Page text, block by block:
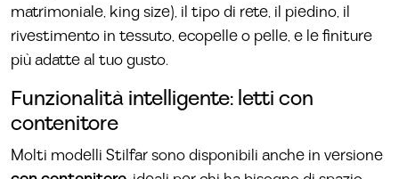
matrimoniale, king size), il tipo di rete, il piedino, il
rivestimento in tessuto, ecopelle o pelle, e le finiture
più adatte al tuo gusto.
Funzionalità intelligente: letti con
contenitore
Molti modelli Stilfar sono disponibili anche in versione